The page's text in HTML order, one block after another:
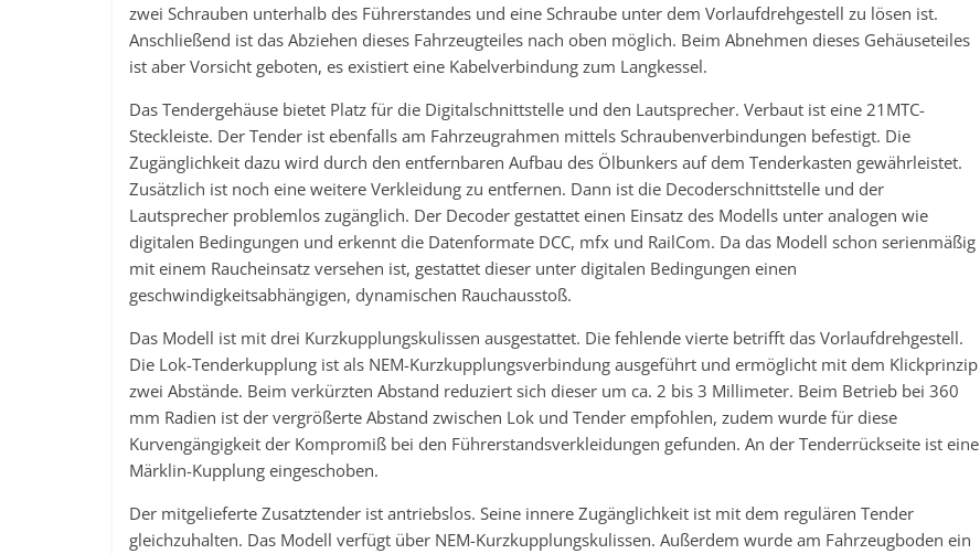
zwei Schrauben unterhalb des Führerstandes und eine Schraube unter dem Vorlaufdrehgestell zu lösen ist.
Anschließend ist das Abziehen dieses Fahrzeugteiles nach oben möglich. Beim Abnehmen dieses Gehäuseteiles
ist aber Vorsicht geboten, es existiert eine Kabelverbindung zum Langkessel.
Das Tendergehäuse bietet Platz für die Digitalschnittstelle und den Lautsprecher. Verbaut ist eine 21MTC-
Steckleiste. Der Tender ist ebenfalls am Fahrzeugrahmen mittels Schraubenverbindungen befestigt. Die
Zugänglichkeit dazu wird durch den entfernbaren Aufbau des Ölbunkers auf dem Tenderkasten gewährleistet.
Zusätzlich ist noch eine weitere Verkleidung zu entfernen. Dann ist die Decoderschnittstelle und der
Lautsprecher problemlos zugänglich. Der Decoder gestattet einen Einsatz des Modells unter analogen wie
digitalen Bedingungen und erkennt die Datenformate DCC, mfx und RailCom. Da das Modell schon serienmäßig
mit einem Raucheinsatz versehen ist, gestattet dieser unter digitalen Bedingungen einen
geschwindigkeitsabhängigen, dynamischen Rauchausstoß.
Das Modell ist mit drei Kurzkupplungskulissen ausgestattet. Die fehlende vierte betrifft das Vorlaufdrehgestell.
Die Lok-Tenderkupplung ist als NEM-Kurzkupplungsverbindung ausgeführt und ermöglicht mit dem Klickprinzip
zwei Abstände. Beim verkürzten Abstand reduziert sich dieser um ca. 2 bis 3 Millimeter. Beim Betrieb bei 360
mm Radien ist der vergrößerte Abstand zwischen Lok und Tender empfohlen, zudem wurde für diese
Kurvengängigkeit der Kompromiß bei den Führerstandsverkleidungen gefunden. An der Tenderrückseite ist eine
Märklin-Kupplung eingeschoben.
Der mitgelieferte Zusatztender ist antriebslos. Seine innere Zugänglichkeit ist mit dem regulären Tender
gleichzuhalten. Das Modell verfügt über NEM-Kurzkupplungskulissen. Außerdem wurde am Fahrzeugboden ein